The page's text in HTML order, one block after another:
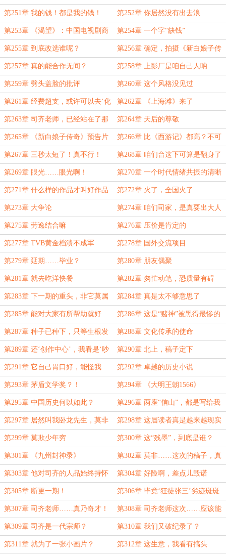
第251章 我的钱！都是我的钱！ 第252章 你居然没有出去浪
第253章 《渴望》：中国电视剧商
业化的开端
第254章 一个字“缺钱”
第255章 到底改选谁呢？ 第256章 确定，拍摄《新白娘子传
奇》？
第257章 真的能合作无间？ 第258章 上影厂是咱自己人呐
第259章 劈头盖脸的批评 第260章 这个风格没见过
第261章 经费超支，或许可以去‘化
缘’
第262章 《上海滩》来了
第263章 司齐老师，已经站在了那
里
第264章 天后的尊敬
第265章 《新白娘子传奇》预告片 第266章 比《西游记》都高？不可
能
第267章 三秒太短了！真不行！ 第268章 咱们台这下可算是翻身了
第269章 眼光……眼光啊！ 第270章 一个时代情绪共振的清晰
刻度
第271章 什么样的作品才叫好作品 第272章 火了，全国火了
第273章 大争论 第274章 咱们司家，是真要出大人
物了
第275章 劳逸结合嘛 第276章 压价是肯定的
第277章 TVB黄金档溃不成军 第278章 国外交流项目
第279章 延期……毕业？ 第280章 朋友偶聚
第281章 就去吃洋快餐 第282章 匆忙动笔，恐质量有碍
第283章 下一期的重头，非它莫属 第284章 真是太不够意思了
第285章 能对大家有所帮助就好 第286章 这是“赌神”被黑得最惨的
一次
第287章 种子已种下，只等生根发
芽
第288章 文化传承的使命
第289章 还‘创作中心’，我看是‘吵
架中心’还差不多
第290章 北上，稿子定下
第291章 它自己胃口好，能怪我
吗？
第292章 卓越的历史小说
第293章 茅盾文学奖？！ 第294章 《大明王朝1566》
第295章 中国历史何以如此？ 第296章 两座“信山”，都是写给我
的？
第297章 居然叫我卧龙先生，莫非
他在讽刺我？
第298章 这届读者真是越来越现实
了
第299章 莫欺少年穷 第300章 这“残墨”，到底是谁？
第301章 《九州封神录》 第302章 莫非……这次的稿子，真
的非同凡响？
第303章 他对司齐的人品始终持怀
疑态度
第304章 好险啊，差点儿毁诺
第305章 断更一期！ 第306章 毕竟‘狂徒张三’劣迹斑斑
呐
第307章 司齐老师……真乃奇才！ 第308章 司齐老师这次……应该能
靠点谱吧？
第309章 司齐是一代宗师？ 第310章 我们又破纪录了？
第311章 就为了一张小画片？ 第312章 这生意，我看有搞头